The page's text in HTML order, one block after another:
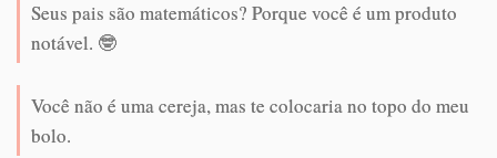
Seus pais são matemáticos? Porque você é um produto
notável. 🤓
Você não é uma cereja, mas te colocaria no topo do meu
bolo.